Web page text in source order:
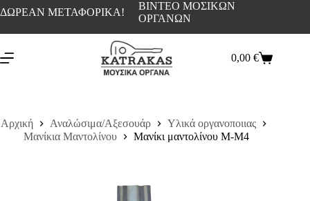
ΔΩΡΕΑΝ ΜΕΤΑΦΟΡΙΚΑ!
ΒΙΝΤΕΟ ΜΟΣΙΚΩΝ
ΟΡΓΑΝΩΝ
0,00€
Αρχική Αναλώσιμα/Αξεσουάρ
Υλικά οργανοποιιας
Μανίκια Μαντολίνου
Μανίκι μαντολίνου Μ-Μ4